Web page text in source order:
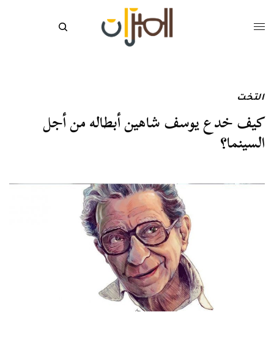
التخت
كيف خدع يوسف شاهين أبطاله من أجل
السينما؟